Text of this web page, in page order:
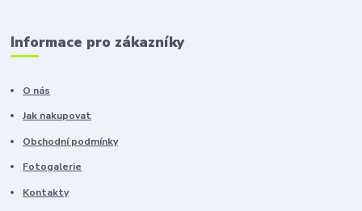
Informace pro zákazníky
O nás
Jak nakupovat
Obchodní podmínky
Fotogalerie
Kontakty